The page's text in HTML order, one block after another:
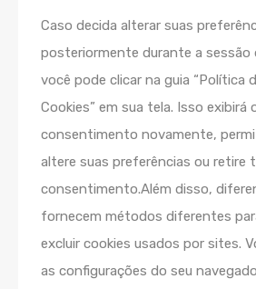
Caso decida alterar suas
posteriormente durante a sessão
você pode clicar na guia “Política
Cookies” em sua tela. Isso exibirá
consentimento novamente,
altere suas preferências ou retire
consentimento.Além disso,
fornecem métodos diferentes
excluir cookies usados por sites.
as configurações do seu